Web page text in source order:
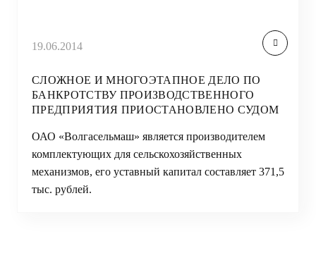
19.06.2014
СЛОЖНОЕ И МНОГОЭТАПНОЕ ДЕЛО ПО
БАНКРОТСТВУ ПРОИЗВОДСТВЕННОГО
ПРЕДПРИЯТИЯ ПРИОСТАНОВЛЕНО СУДОМ
ОАО «Волгасельмаш» является производителем
комплектующих для сельскохозяйственных
механизмов, его уставный капитал составляет 371,5
тыс. рублей.